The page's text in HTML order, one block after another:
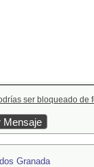
ser bloqueado de
Granada